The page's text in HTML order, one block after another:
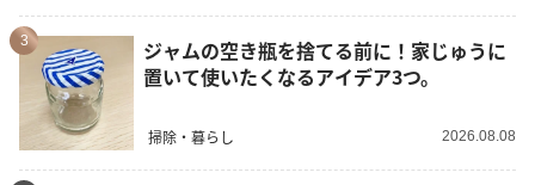
3
ジャムの空き瓶を捨てる前に！家じゅうに
置いて使いたくなるアイデア3つ。
掃除・暮らし 2026.08.08